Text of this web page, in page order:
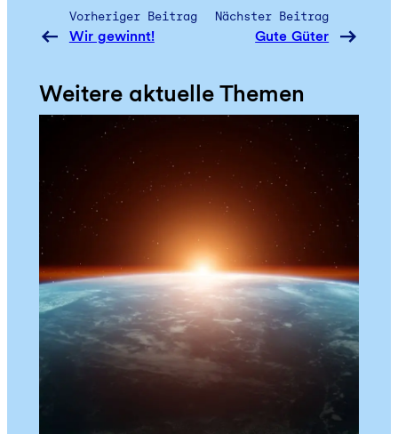
Vorheriger Beitrag
Wir gewinnt!
Nächster Beitrag
Gute Güter
Weitere aktuelle Themen